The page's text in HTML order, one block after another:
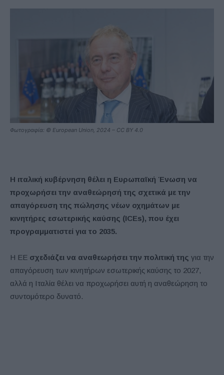
Φωτογραφία: © European Union, 2024 – CC BY 4.0
Η ιταλική κυβέρνηση θέλει η Ευρωπαϊκή Ένωση να
προχωρήσει την αναθεώρησή της σχετικά με την
απαγόρευση της πώλησης νέων οχημάτων με
κινητήρες εσωτερικής καύσης (ICEs), που έχει
προγραμματιστεί για το 2035.
Η ΕΕ σχεδιάζει να αναθεωρήσει την πολιτική της για την
απαγόρευση των κινητήρων εσωτερικής καύσης το 2027,
αλλά η Ιταλία θέλει να προχωρήσει αυτή η αναθεώρηση το
συντομότερο δυνατό.